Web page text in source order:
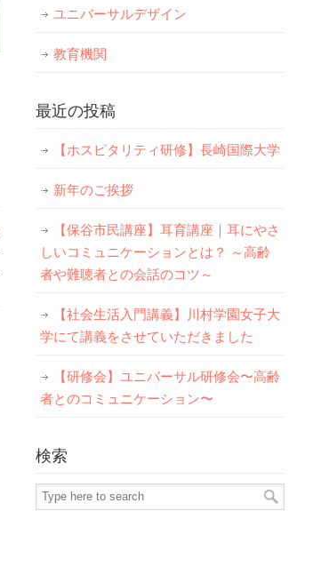
ユニバーサルデザイン
教育機関
最近の投稿
【ホスピタリティ研修】長崎国際大学
新年のご挨拶
【保谷市民講座】耳育講座｜耳にやさ
しいコミュニケーションとは？ ～高齢
者や難聴者との会話のコツ～
【社会生活入門講義】川村学園女子大
学にて講義をさせていただきました
【研修会】ユニバーサル研修会〜高齢
者とのコミュニケーション〜
検索